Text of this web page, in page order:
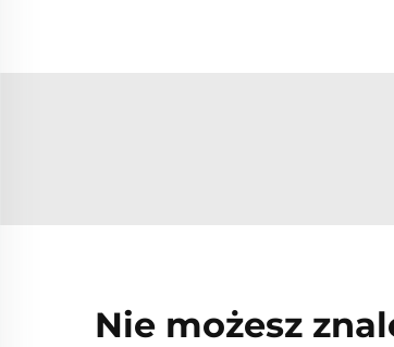
Nie możesz